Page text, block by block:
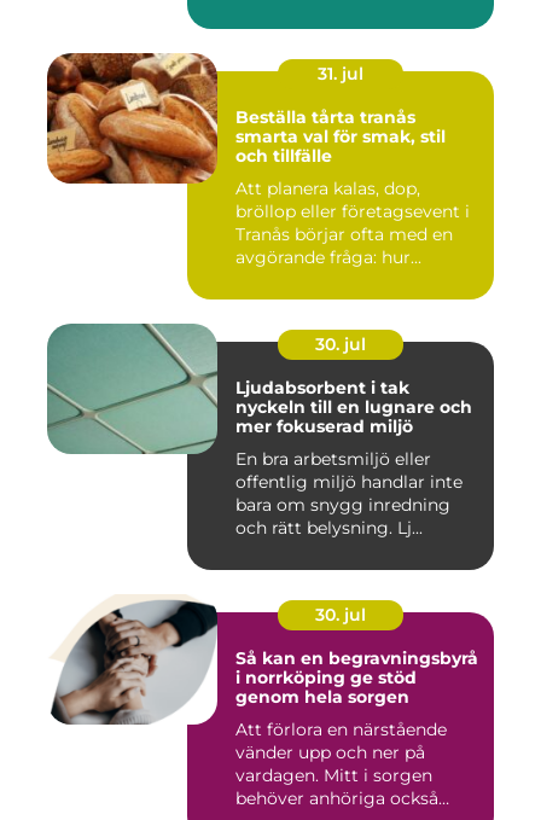
31. jul
Beställa tårta tranås
smarta val för smak, stil
och tillfälle
Att planera kalas, dop,
bröllop eller företagsevent i
Tranås börjar ofta med en
avgörande fråga: hur...
30. jul
Ljudabsorbent i tak
nyckeln till en lugnare och
mer fokuserad miljö
En bra arbetsmiljö eller
offentlig miljö handlar inte
bara om snygg inredning
och rätt belysning. Lj...
30. jul
Så kan en begravningsbyrå
i norrköping ge stöd
genom hela sorgen
Att förlora en närstående
vänder upp och ner på
vardagen. Mitt i sorgen
behöver anhöriga också